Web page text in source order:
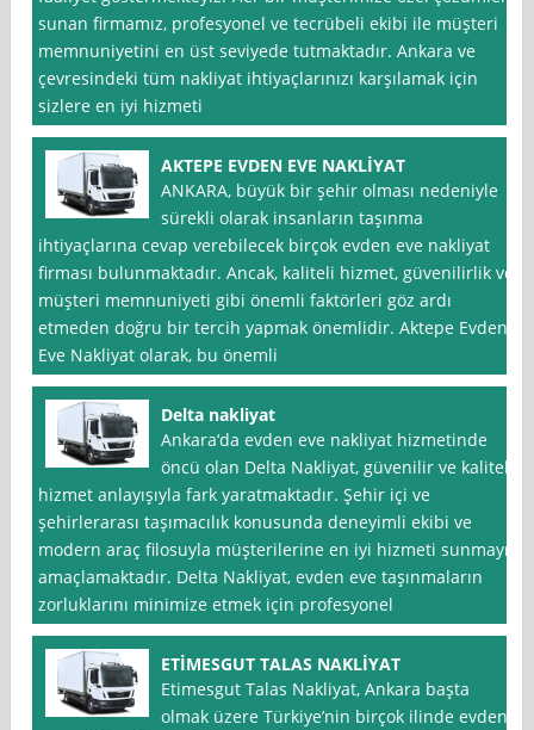
sunan firmamız, profesyonel ve tecrübeli ekibi ile müşteri
memnuniyetini en üst seviyede tutmaktadır. Ankara ve
çevresindeki tüm nakliyat ihtiyaçlarınızı karşılamak için
sizlere en iyi hizmeti
AKTEPE EVDEN EVE NAKLİYAT
ANKARA, büyük bir şehir olması nedeniyle
sürekli olarak insanların taşınma
ihtiyaçlarına cevap verebilecek birçok evden eve nakliyat
firması bulunmaktadır. Ancak, kaliteli hizmet, güvenilirlik ve
müşteri memnuniyeti gibi önemli faktörleri göz ardı
etmeden doğru bir tercih yapmak önemlidir. Aktepe Evden
Eve Nakliyat olarak, bu önemli
Delta nakliyat
Ankara‘da evden eve nakliyat hizmetinde
öncü olan Delta Nakliyat, güvenilir ve kaliteli
hizmet anlayışıyla fark yaratmaktadır. Şehir içi ve
şehirlerarası taşımacılık konusunda deneyimli ekibi ve
modern araç filosuyla müşterilerine en iyi hizmeti sunmayı
amaçlamaktadır. Delta Nakliyat, evden eve taşınmaların
zorluklarını minimize etmek için profesyonel
ETİMESGUT TALAS NAKLİYAT
Etimesgut Talas Nakliyat, Ankara başta
olmak üzere Türkiye’nin birçok ilinde evden